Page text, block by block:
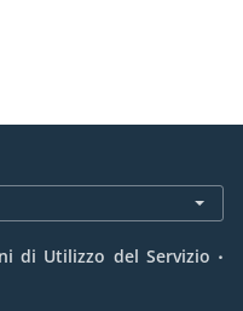
di Utilizzo del Servizio .